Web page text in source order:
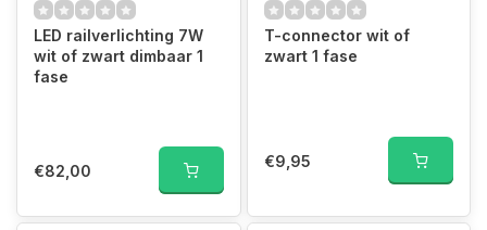
LED railverlichting 7W
wit of zwart dimbaar 1
fase
€82,00
T-connector wit of
zwart 1 fase
€9,95